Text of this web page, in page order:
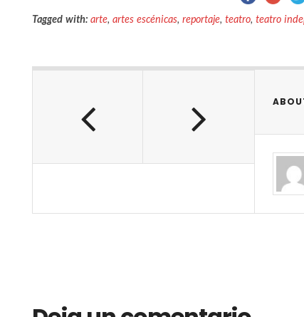
Tagged with: arte, artes escénicas, reportaje, teatro, teatro